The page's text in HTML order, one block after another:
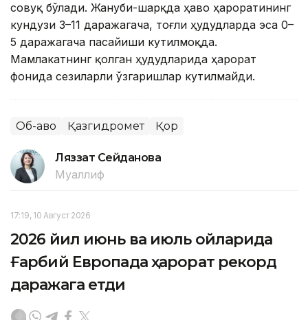
совуқ бўлади. Жануби-шарқда ҳаво ҳароратининг
кундузи 3–11 даражагача, тоғли ҳудудларда эса 0–
5 даражагача пасайиши кутилмоқда.
Мамлакатнинг қолган ҳудудларида ҳарорат
фонида сезиларли ўзгаришлар кутилмайди.
Об-ҳаво Қазгидромет Қор
Ляззат Сейданова
Муаллиф
17:19, 10 Август 2026
2026 йил июнь ва июль ойларида
Ғарбий Европада ҳарорат рекорд
даражага етди